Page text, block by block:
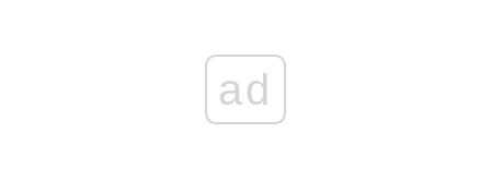
ad